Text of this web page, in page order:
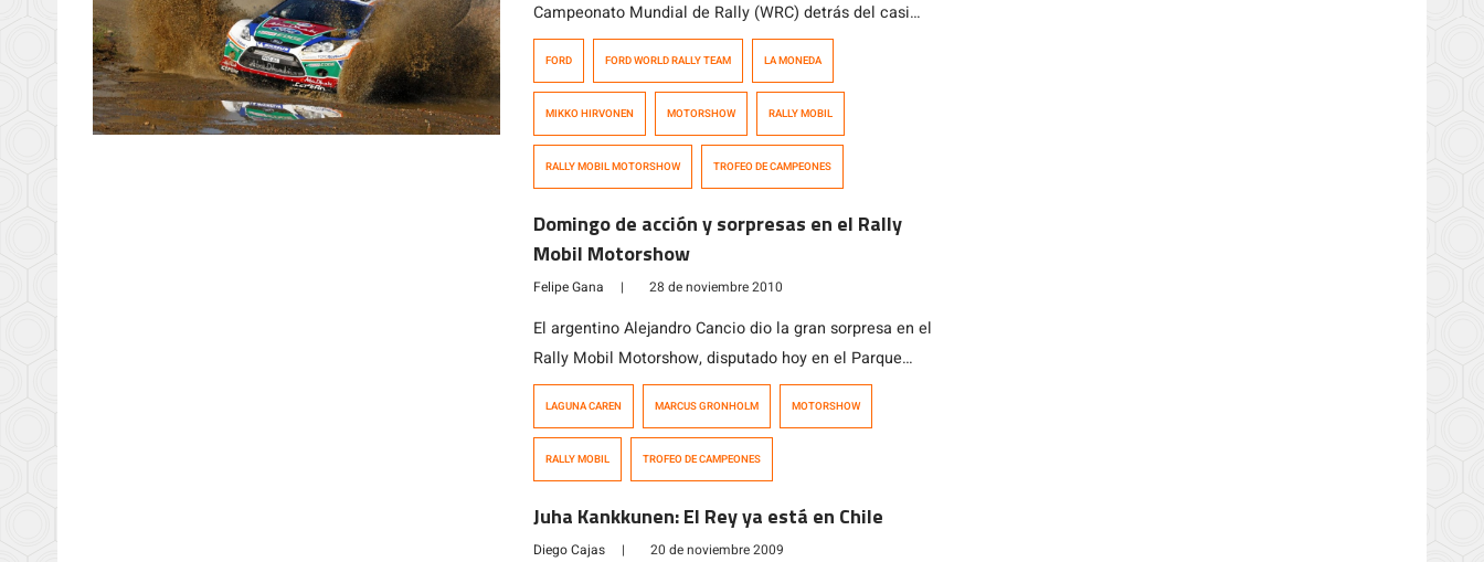
Campeonato Mundial de Rally (WRC) detrás del casi
invencible francés Sebastien Loeb, Mikko Hirvonen es
con la presencia de este finlandés en nuestro país,
cuando participe del ya clásico «Trofeo de […]
FORD FORD WORLD RALLY TEAM LA MONEDA
MIKKO HIRVONEN MOTORSHOW RALLY MOBIL
RALLY MOBIL MOTORSHOW TROFEO DE CAMPEONES
Domingo de acción y sorpresas en el Rally
Mobil Motorshow
Felipe Gana | 28 de noviembre 2010
El argentino Alejandro Cancio dio la gran sorpresa en el
Rally Mobil Motorshow, disputado hoy en el Parque
Motor Laguna Carén, tras lograr el triunfo en el «Trofeo
final. En el tercer lugar, se ubicó el piloto nacional
Jorge Martínez […]
LAGUNA CAREN MARCUS GRONHOLM MOTORSHOW
RALLY MOBIL TROFEO DE CAMPEONES
Juha Kankkunen: El Rey ya está en Chile
Diego Cajas | 20 de noviembre 2009